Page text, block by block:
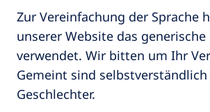
Zur Vereinfachung der Sprache
unserer Website das
verwendet. Wir bitten um Ihr
Gemeint sind
Geschlechter.